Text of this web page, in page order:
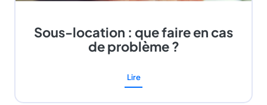
Sous-location : que faire en cas
de problème ?
Lire